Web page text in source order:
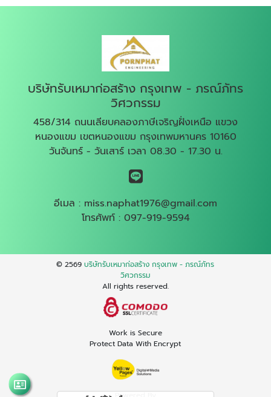
บริษัทรับเหมาก่อสร้าง กรุงเทพ - ภรณ์ภัทร
วิศวกรรม
458/314 ถนนเลียบคลองภาษีเจริญฝั่งเหนือ แขวง
หนองแขม เขตหนองแขม กรุงเทพมหานคร 10160
วันจันทร์ - วันเสาร์ เวลา 08.30 - 17.30 น.
อีเมล : miss.naphat1976@gmail.com
โทรศัพท์ : 097-919-9594
© 2569บริษัทรับเหมาก่อสร้าง กรุงเทพ - ภรณ์ภัทร
วิศวกรรม
All rights reserved.
Work is Secure
Protect Data With Encrypt